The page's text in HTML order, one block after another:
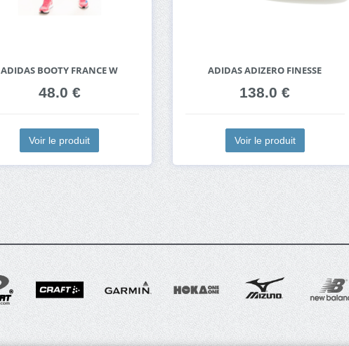
ADIDAS BOOTY FRANCE W
48.0 €
Voir le produit
ADIDAS ADIZERO FINESSE
138.0 €
Voir le produit